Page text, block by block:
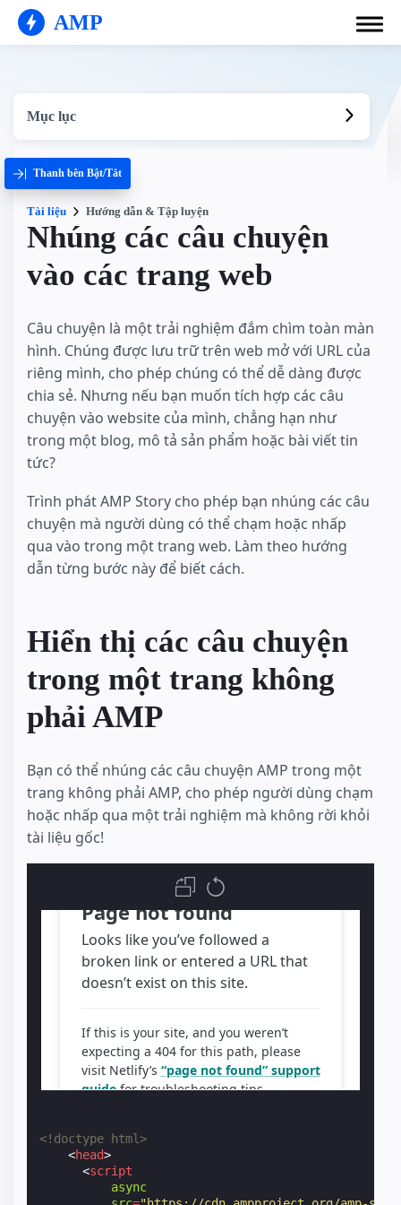
AMP
Mục lục
Thanh bên Bật/Tắt
Tài liệu Hướng dẫn & Tập luyện
Nhúng các câu chuyện
vào các trang web
Câu chuyện là một trải nghiệm đắm chìm toàn màn
hình. Chúng được lưu trữ trên web mở với URL của
riêng mình, cho phép chúng có thể dễ dàng được
chia sẻ. Nhưng nếu bạn muốn tích hợp các câu
chuyện vào website của mình, chẳng hạn như
trong một blog, mô tả sản phẩm hoặc bài viết tin
tức?
Trình phát AMP Story cho phép bạn nhúng các câu
chuyện mà người dùng có thể chạm hoặc nhấp
qua vào trong một trang web. Làm theo hướng
dẫn từng bước này để biết cách.
Hiển thị các câu chuyện
trong một trang không
phải AMP
Bạn có thể nhúng các câu chuyện AMP trong một
trang không phải AMP, cho phép người dùng chạm
hoặc nhấp qua một trải nghiệm mà không rời khỏi
tài liệu gốc!
<!doctype html>
<head>
<script
async